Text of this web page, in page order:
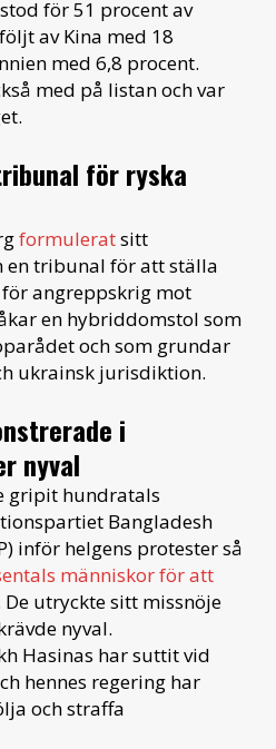
för 51 procent av
av Kina med 18
med 6,8 procent.
med på listan och var
för ryska
formuleratsitt
en tribunal för att ställa
angreppskrig mot
en hybriddomstol som
och som grundar
ukrainsk jurisdiktion.
i
nyval
gripit hundratals
Bangladesh
inför helgens protester så
människor för att
De utryckte sitt missnöje
nyval.
Hasinas har suttit vid
hennes regering har
och straffa